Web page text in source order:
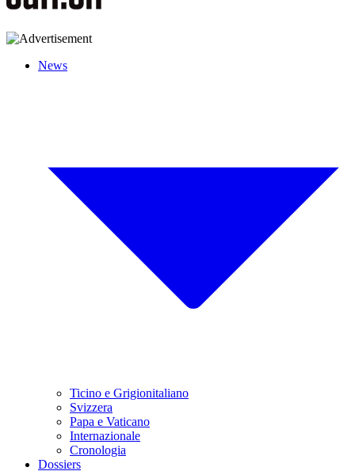
News
Ticino e Grigionitaliano
Svizzera
Papa e Vaticano
Internazionale
Cronologia
Dossiers